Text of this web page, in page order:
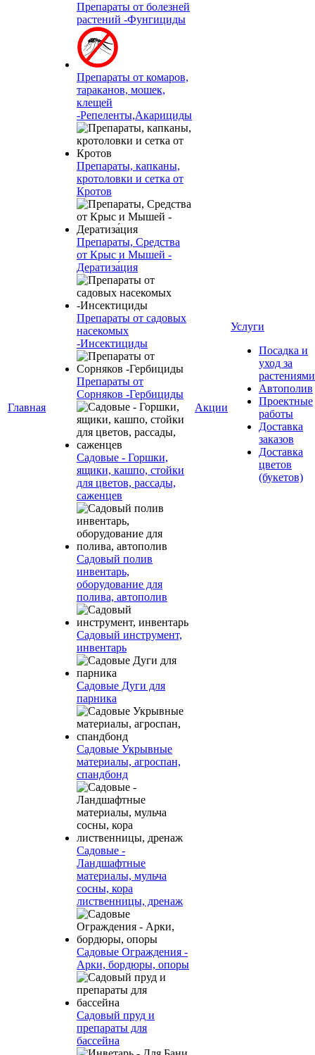
Главная
Препараты от болезней
растений -Фунгициды
Препараты от комаров,
тараканов, мошек,
клещей
-Репеленты,Акарициды
Препараты, капканы,
кротоловки и сетка от
Кротов
Препараты, Средства
от Крыс и Мышей -
Дератиза́ция
Препараты от садовых
насекомых
-Инсектициды
Препараты от
Сорняков -Гербициды
Садовые - Горшки,
ящики, кашпо, стойки
для цветов, рассады,
саженцев
Садовый полив
инвентарь,
оборудование для
полива, автополив
Садовый инструмент,
инвентарь
Садовые Дуги для
парника
Садовые Укрывные
материалы, агроспан,
спандбонд
Садовые -
Ландшафтные
материалы, мульча
сосны, кора
лиственницы, дренаж
Садовые Ограждения -
Арки, бордюры, опоры
Садовый пруд и
препараты для
бассейна
Акции
Услуги
Посадка и
уход за
растениями
Автополив
Проектные
работы
Доставка
заказов
Доставка
цветов
(букетов)